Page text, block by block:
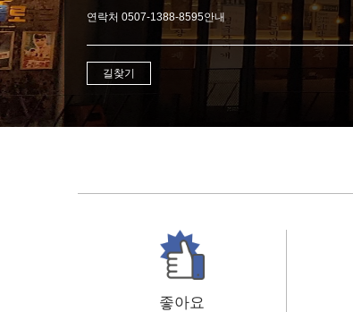
연락처 0507-1388-8595안내
길찾기
좋아요